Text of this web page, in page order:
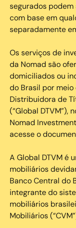
segurados
com base em
separadamente
Os serviços de
da Nomad são
domiciliados ou
do Brasil por
Distribuidora de
(“Global DTVM”),
Nomad
acesse o
A Global DTVM é
mobiliários
Banco Central do
integrante do
mobiliários
Mobiliários